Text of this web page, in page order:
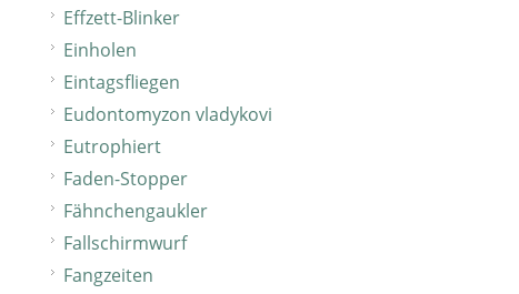
Effzett-Blinker
Einholen
Eintagsfliegen
Eudontomyzon vladykovi
Eutrophiert
Faden-Stopper
Fähnchengaukler
Fallschirmwurf
Fangzeiten